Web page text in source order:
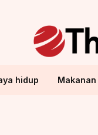
hidup Makanan